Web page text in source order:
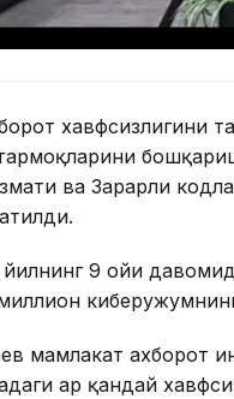
ва Зарарли
9 ойи
мамлакат ахборот
ҳар қандай